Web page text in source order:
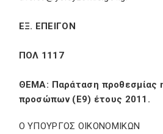
ΕΞ. ΕΠΕΙΓΟΝ
ΠΟΛ 1117
ΘΕΜΑ: Παράταση προθεσμίας
προσώπων (Ε9) έτους 2011.
Ο ΥΠΟΥΡΓΟΣ ΟΙΚΟΝΟΜΙΚΩΝ